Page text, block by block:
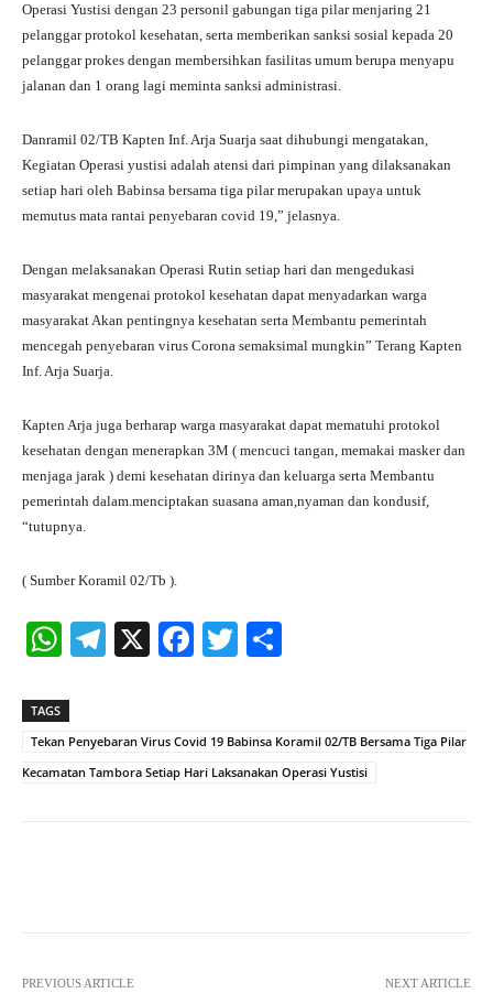
Operasi Yustisi dengan 23 personil gabungan tiga pilar menjaring 21
pelanggar protokol kesehatan, serta memberikan sanksi sosial kepada 20
pelanggar prokes dengan membersihkan fasilitas umum berupa menyapu
jalanan dan 1 orang lagi meminta sanksi administrasi.
Danramil 02/TB Kapten Inf. Arja Suarja saat dihubungi mengatakan,
Kegiatan Operasi yustisi adalah atensi dari pimpinan yang dilaksanakan
setiap hari oleh Babinsa bersama tiga pilar merupakan upaya untuk
memutus mata rantai penyebaran covid 19,” jelasnya.
Dengan melaksanakan Operasi Rutin setiap hari dan mengedukasi
masyarakat mengenai protokol kesehatan dapat menyadarkan warga
masyarakat Akan pentingnya kesehatan serta Membantu pemerintah
mencegah penyebaran virus Corona semaksimal mungkin” Terang Kapten
Inf. Arja Suarja.
Kapten Arja juga berharap warga masyarakat dapat mematuhi protokol
kesehatan dengan menerapkan 3M ( mencuci tangan, memakai masker dan
menjaga jarak ) demi kesehatan dirinya dan keluarga serta Membantu
pemerintah dalam.menciptakan suasana aman,nyaman dan kondusif,
“tutupnya.
( Sumber Koramil 02/Tb ).
W
ts
A
pp
Te
a
m
X
Fa
ok
T
r
TAGS
Tekan Penyebaran Virus Covid 19 Babinsa Koramil 02/TB Bersama Tiga Pilar
Kecamatan Tambora Setiap Hari Laksanakan Operasi Yustisi
PREVIOUS ARTICLE NEXT ARTICLE